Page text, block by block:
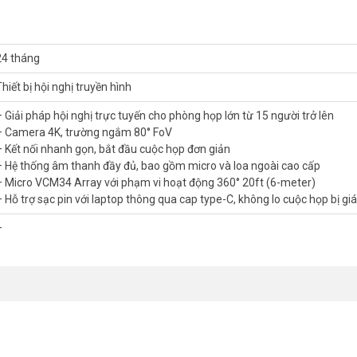
BYOD-H00
đến từng chi tiết, mang đến trải nghiệm chân thực như đang họp trực
mạnh mẽ cho phép tập trung vào người nói hoặc vật thể ở
ưu.
khung hình để luôn hiển thị rõ ràng người tham gia, giúp cuộc họp
mảng VCM34 (có thể mở rộng lên đến 6 micro) và loa ngoài
trần nhà hoặc chân máy.
tháng
bị hội nghị truyền hình
Giải pháp hội nghị trực tuyến cho phòng họp lớn từ 15 người trở lên
Camera 4K, trường ngắm 80° FoV
Kết nối nhanh gọn, bắt đầu cuộc họp đơn giản
Hệ thống âm thanh đầy đủ, bao gồm micro và loa ngoài cao cấp
Micro VCM34 Array với phạm vi hoạt động 360° 20ft (6-meter)
Hỗ trợ sạc pin với laptop thông qua cap type-C, không lo cuộc họp bị